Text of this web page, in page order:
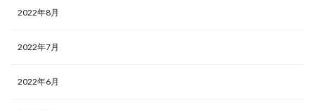
2022年8月
2022年7月
2022年6月